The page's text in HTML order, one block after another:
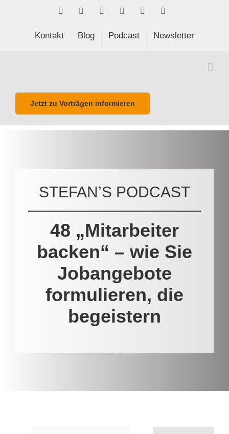
FacebookLinkedIn Spotify
Kontakt Blog Podcast Newsletter
Jetzt zu Vorträgen informieren
STEFAN’S PODCAST
48 „Mitarbeiter
backen“ – wie Sie
Jobangebote
formulieren, die
begeistern